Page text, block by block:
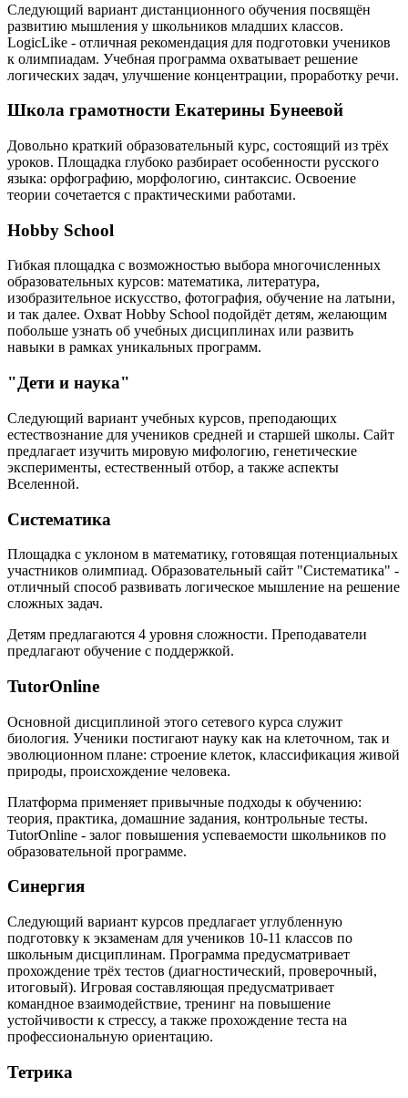
Следующий вариант дистанционного обучения посвящён
развитию мышления у школьников младших классов.
LogicLike - отличная рекомендация для подготовки учеников
к олимпиадам. Учебная программа охватывает решение
логических задач, улучшение концентрации, проработку речи.
Школа грамотности Екатерины Бунеевой
Довольно краткий образовательный курс, состоящий из трёх
уроков. Площадка глубоко разбирает особенности русского
языка: орфографию, морфологию, синтаксис. Освоение
теории сочетается с практическими работами.
Hobby School
Гибкая площадка с возможностью выбора многочисленных
образовательных курсов: математика, литература,
изобразительное искусство, фотография, обучение на латыни,
и так далее. Охват Hobby School подойдёт детям, желающим
побольше узнать об учебных дисциплинах или развить
навыки в рамках уникальных программ.
"Дети и наука"
Следующий вариант учебных курсов, преподающих
естествознание для учеников средней и старшей школы. Сайт
предлагает изучить мировую мифологию, генетические
эксперименты, естественный отбор, а также аспекты
Вселенной.
Систематика
Площадка с уклоном в математику, готовящая потенциальных
участников олимпиад. Образовательный сайт "Систематика" -
отличный способ развивать логическое мышление на решение
сложных задач.
Детям предлагаются 4 уровня сложности. Преподаватели
предлагают обучение с поддержкой.
TutorOnline
Основной дисциплиной этого сетевого курса служит
биология. Ученики постигают науку как на клеточном, так и
эволюционном плане: строение клеток, классификация живой
природы, происхождение человека.
Платформа применяет привычные подходы к обучению:
теория, практика, домашние задания, контрольные тесты.
TutorOnline - залог повышения успеваемости школьников по
образовательной программе.
Синергия
Следующий вариант курсов предлагает углубленную
подготовку к экзаменам для учеников 10-11 классов по
школьным дисциплинам. Программа предусматривает
прохождение трёх тестов (диагностический, проверочный,
итоговый). Игровая составляющая предусматривает
командное взаимодействие, тренинг на повышение
устойчивости к стрессу, а также прохождение теста на
профессиональную ориентацию.
Тетрика